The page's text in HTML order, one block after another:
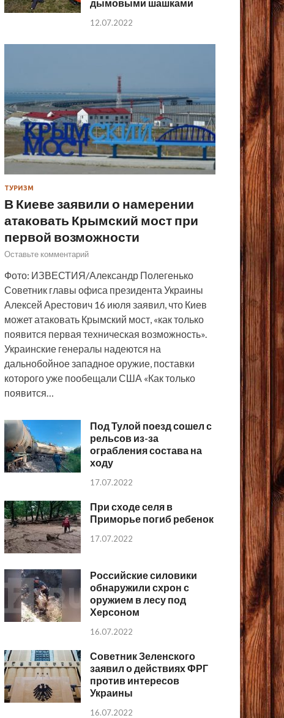
дымовыми шашками
12.07.2022
ТУРИЗМ
В Киеве заявили о намерении
атаковать Крымский мост при
первой возможности
Оставьте комментарий
Фото: ИЗВЕСТИЯ/Александр Полегенько
Советник главы офиса президента Украины
Алексей Арестович 16 июля заявил, что Киев
может атаковать Крымский мост, «как только
появится первая техническая возможность».
Украинские генералы надеются на
дальнобойное западное оружие, поставки
которого уже пообещали США «Как только
появится…
Под Тулой поезд сошел с
рельсов из-за
ограбления состава на
ходу
17.07.2022
При сходе селя в
Приморье погиб ребенок
17.07.2022
Российские силовики
обнаружили схрон с
оружием в лесу под
Херсоном
16.07.2022
Советник Зеленского
заявил о действиях ФРГ
против интересов
Украины
16.07.2022